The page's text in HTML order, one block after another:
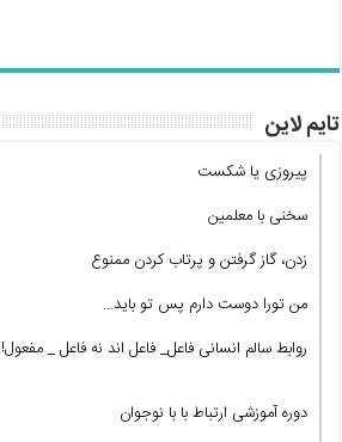
تایم لاین
پیروزی یا شکست
سخنی با معلمین
زدن، گاز گرفتن و پرتاب کردن ممنوع
من تورا دوست دارم پس تو باید…
روابط سالم انسانی فاعل_ فاعل اند نه فاعل _ مفعول!
دوره آموزشی ارتباط با با نوجوان